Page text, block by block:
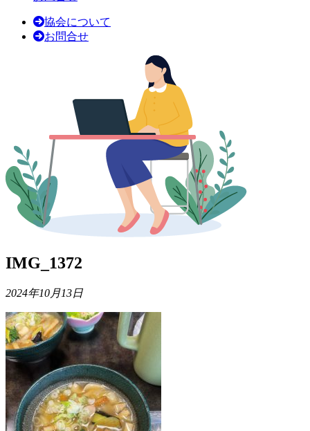
協会について
お問合せ
IMG_1372
2024年10月13日